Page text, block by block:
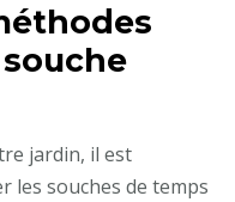
jardin, il est
les souches de temps